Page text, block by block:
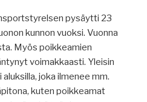
pysäytti 23
kunnon vuoksi. Vuonna
Myös poikkeamien
voimakkaasti. Yleisin
joka ilmenee mm.
kuten poikkeamat